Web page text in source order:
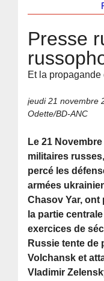
Presse
Et la propagande
jeudi 21 novembre
Odette/BD-ANC
Le 21
militaires
percé les
armées
Chasov Yar, ont
la partie
exercices de
Russie tente de
Volchansk et
Vladimir